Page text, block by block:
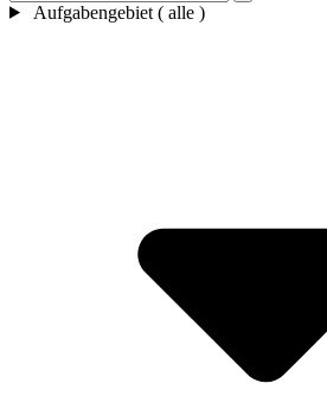
Aufgabengebiet ( alle )